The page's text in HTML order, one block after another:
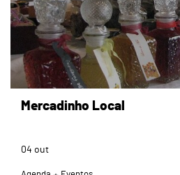
Mercadinho Local
04 out